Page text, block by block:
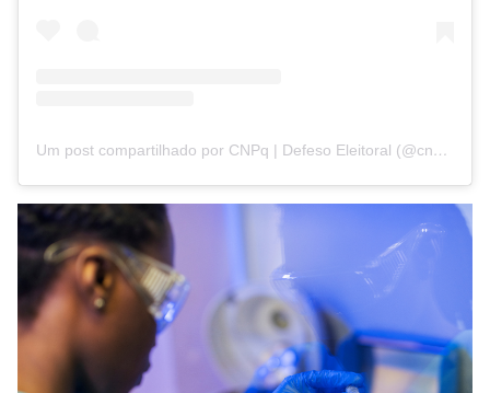
Um post compartilhado por CNPq | Defeso Eleitoral (@cnpq_oficial_2)